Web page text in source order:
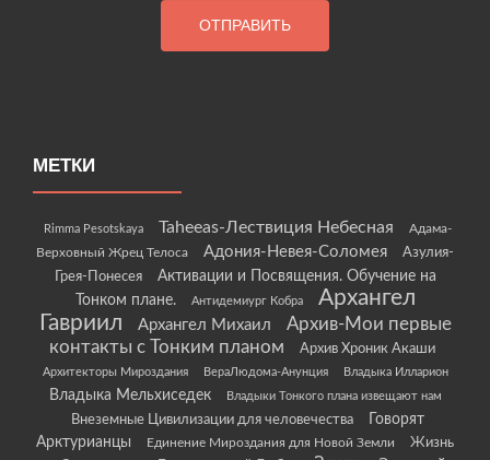
МЕТКИ
Rimma Pesotskaya Taheeas-Лествиция Небесная
Адама-
Верховный Жрец Телоса
Адония-Невея-Соломея
Азулия-
Грея-Понесея
Активации и Посвящения. Обучение на
Тонком плане.
Антидемиург Кобра
Архангел
Гавриил
Архангел Михаил
Архив-Мои первые
контакты с Тонким планом
Архив Хроник Акаши
Архитекторы Мироздания ВераЛюдома-Анунция Владыка Илларион
Владыка Мельхиседек Владыки Тонкого плана извещают нам
Внеземные Цивилизации для человечества
Говорят
Арктурианцы
Единение Мироздания для Новой Земли
Жизнь